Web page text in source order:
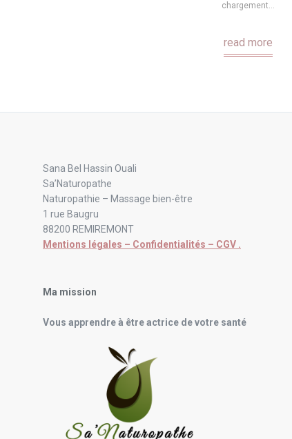
chargement…
read more
Sana Bel Hassin Ouali
Sa’Naturopathe
Naturopathie – Massage bien-être
1 rue Baugru
88200 REMIREMONT
Mentions légales – Confidentialités – CGV .
Ma mission
Vous apprendre à être actrice de votre santé